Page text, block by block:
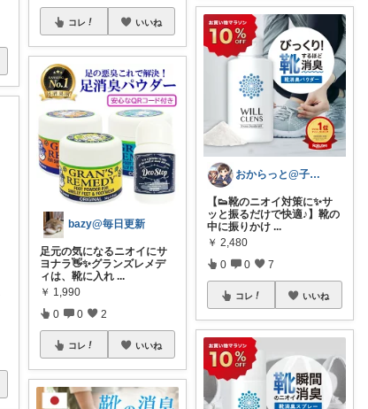
コレ いいね
bazy@毎日更新
足元の気になるニオイにサ
ヨナラ👋✨グランズレメデ
ィは、靴に入れ ...
￥ 1,990
0 0 2
コレ いいね
おからっと@子育てに余裕を✨
【👟靴のニオイ対策に✨サ
ッと振るだけで快適♪】靴の
中に振りかけ ...
￥ 2,480
0 0 7
コレ いいね